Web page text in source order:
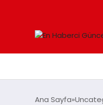
Ana Sayfa